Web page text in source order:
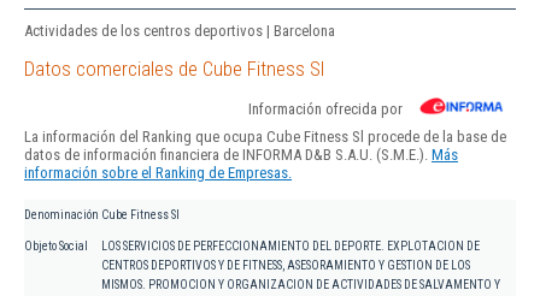
Actividades de los centros deportivos | Barcelona
Datos comerciales de Cube Fitness Sl
Información ofrecida por
La información del Ranking que ocupa Cube Fitness Sl procede de la base de
datos de información financiera de INFORMA D&B S.A.U. (S.M.E.). Más
información sobre el Ranking de Empresas.
Denominación Cube Fitness Sl
Objeto Social
LOS SERVICIOS DE PERFECCIONAMIENTO DEL DEPORTE. EXPLOTACION DE
CENTROS DEPORTIVOS Y DE FITNESS, ASESORAMIENTO Y GESTION DE LOS
MISMOS. PROMOCION Y ORGANIZACION DE ACTIVIDADES DE SALVAMENTO Y